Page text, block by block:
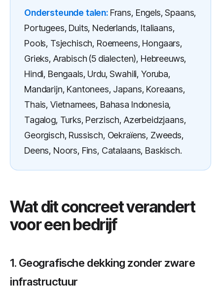
Ondersteunde talen:Frans, Engels, Spaans,
Portugees, Duits, Nederlands, Italiaans,
Pools, Tsjechisch, Roemeens, Hongaars,
Grieks, Arabisch (5 dialecten), Hebreeuws,
Hindi, Bengaals, Urdu, Swahili, Yoruba,
Mandarijn, Kantonees, Japans, Koreaans,
Thais, Vietnamees, Bahasa Indonesia,
Tagalog, Turks, Perzisch, Azerbeidzjaans,
Georgisch, Russisch, Oekraïens, Zweeds,
Deens, Noors, Fins, Catalaans, Baskisch.
Wat dit concreet verandert
voor een bedrijf
1. Geografische dekking zonder zware
infrastructuur